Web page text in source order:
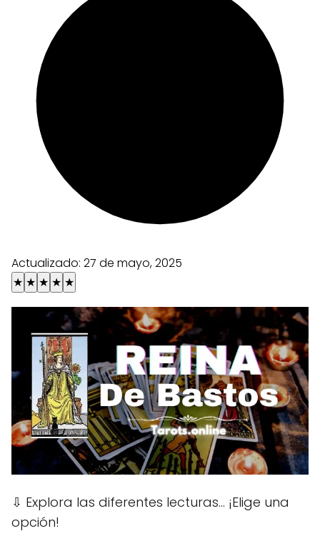
Actualizado: 27 de mayo, 2025
★ ★ ★ ★ ★
⇩ Explora las diferentes lecturas... ¡Elige una
opción!